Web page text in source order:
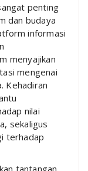
penting
dan budaya
informasi
menyajikan
mengenai
Kehadiran
nilai
sekaligus
terhadap
tantangan